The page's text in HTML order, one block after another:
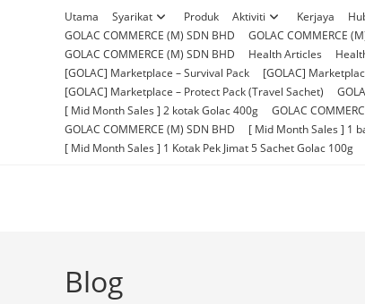
Utama Syarikat Produk Aktiviti Kerjaya
GOLAC COMMERCE (M) SDN BHD
GOLAC COMMERCE
GOLAC COMMERCE (M) SDN BHD
Health Articles
[GOLAC] Marketplace – Survival Pack
[GOLAC]
[GOLAC] Marketplace – Protect Pack (Travel Sachet)
[ Mid Month Sales ] 2 kotak Golac 400g
GOLAC
GOLAC COMMERCE (M) SDN BHD
[ Mid Month Sales ] 1
[ Mid Month Sales ] 1 Kotak Pek Jimat 5 Sachet Golac 100g
Blog